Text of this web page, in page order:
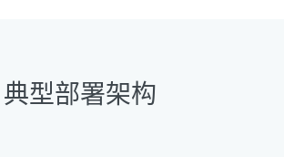
典型部署架构